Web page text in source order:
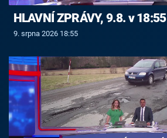
HLAVNÍ ZPRÁVY, 9.8. v 18:55
9. srpna 2026 18:55